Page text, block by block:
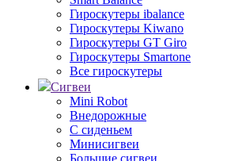
Гироскутеры ibalance
Гироскутеры Kiwano
Гироскутеры GT Giro
Гироскутеры Smartone
Все гироскутеры
Сигвеи
Mini Robot
Внедорожные
С сиденьем
Минисигвеи
Большие сигвеи